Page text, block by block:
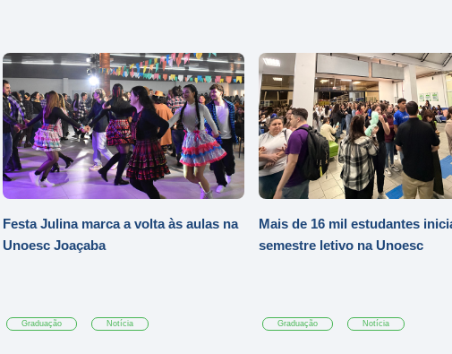
Festa Julina marca a volta às aulas na
Unoesc Joaçaba
Graduação Notícia
Mais de 16 mil estudantes
semestre letivo na Unoesc
Graduação Notícia